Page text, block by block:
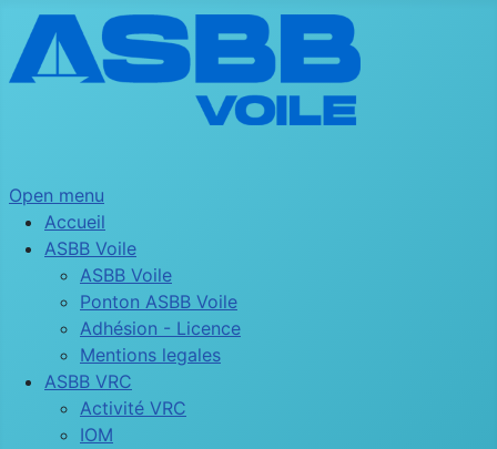
Open menu
Accueil
ASBB Voile
ASBB Voile
Ponton ASBB Voile
Adhésion - Licence
Mentions legales
ASBB VRC
Activité VRC
IOM